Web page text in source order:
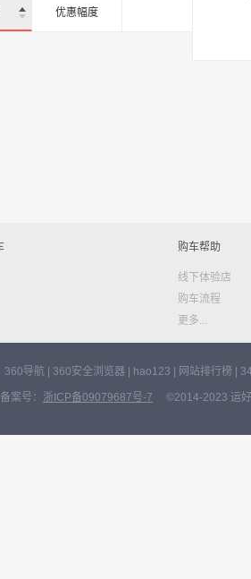
优惠幅度
购车帮助
线下体验店
购车流程
更多...
360导航| 360安全浏览器 hao123 网站排行榜
案号： 浙ICP备09079687号-7 ©2014-2023 运好